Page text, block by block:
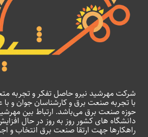
شرکت مهرشید نیرو حاصل تفکر و تجربه
با تجربه صنعت برق و کارشناسان جوان و با
حوزه صنعت برق می‌باشد. ارتباط بین
دانشگاه های کشور روز به روز در حال
راهکارها جهت ارتقا صنعت برق انتخاب و